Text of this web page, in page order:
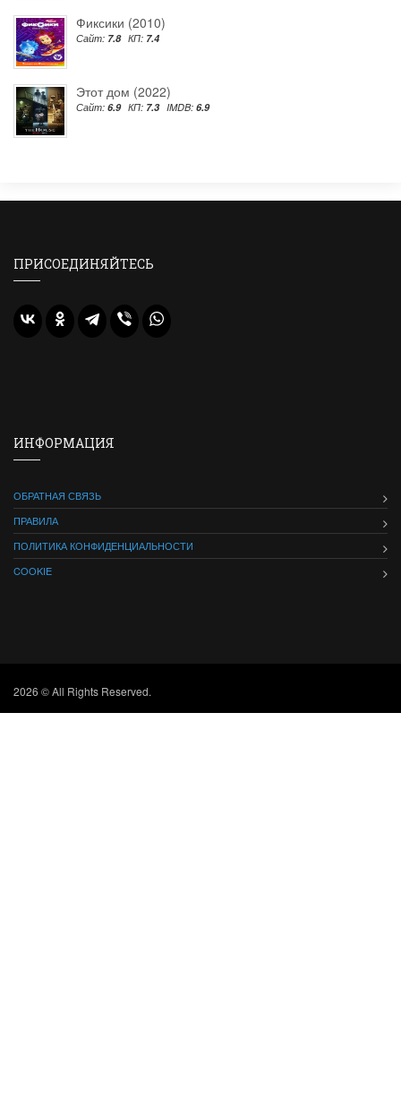
Фиксики (2010)
Сайт: 7.8 КП: 7.4
Этот дом (2022)
Сайт: 6.9 КП: 7.3 IMDB: 6.9
ПРИСОЕДИНЯЙТЕСЬ
ИНФОРМАЦИЯ
ОБРАТНАЯ СВЯЗЬ
ПРАВИЛА
ПОЛИТИКА КОНФИДЕНЦИАЛЬНОСТИ
COOKIE
2026 © All Rights Reserved.